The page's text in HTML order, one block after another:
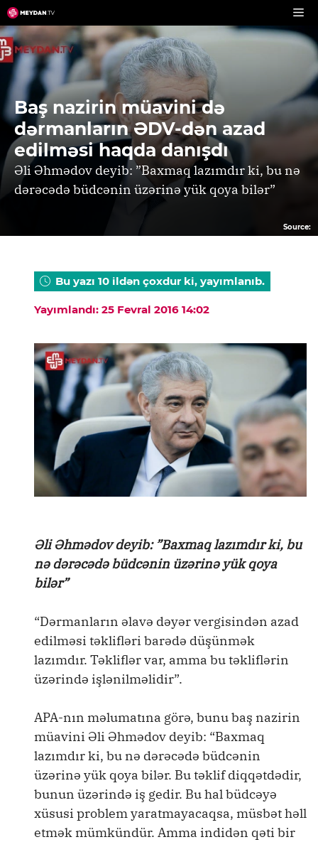
Skip
to
content
Baş nazirin müavini də
dərmanların ƏDV-dən azad
edilməsi haqda danışdı
Əli Əhmədov deyib: ”Baxmaq lazımdır ki, bu nə
dərəcədə büdcənin üzərinə yük qoya bilər”
Source:
Bu yazı 10 ildən çoxdur ki, yayımlanıb.
Yayımlandı: 25 Fevral 2016 14:02
Əli Əhmədov deyib: ”Baxmaq lazımdır ki, bu
nə dərəcədə büdcənin üzərinə yük qoya
bilər”
“Dərmanların əlavə dəyər vergisindən azad
edilməsi təklifləri barədə düşünmək
lazımdır. Təkliflər var, amma bu təkliflərin
üzərində işlənilməlidir”.
APA-nın məlumatına görə, bunu baş nazirin
müavini Əli Əhmədov deyib: “Baxmaq
lazımdır ki, bu nə dərəcədə büdcənin
üzərinə yük qoya bilər. Bu təklif diqqətdədir,
bunun üzərində iş gedir. Bu hal büdcəyə
xüsusi problem yaratmayacaqsa, müsbət həll
etmək mümkündür. Amma indidən qəti bir